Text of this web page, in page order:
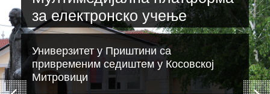
за електронско учење
Универзитет у Приштини са
привременим седиштем у Косовској
Митровици